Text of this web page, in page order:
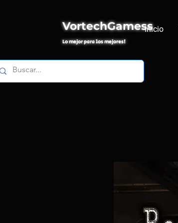
VortechGamess
Lo mejor para los mejores!
Inicio